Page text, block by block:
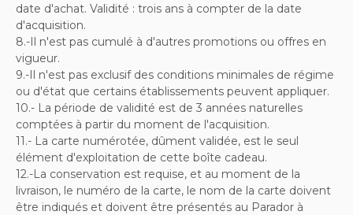
date d'achat. Validité : trois ans à compter de la date
d'acquisition.
8.-Il n'est pas cumulé à d'autres promotions ou offres en
vigueur.
9.-Il n'est pas exclusif des conditions minimales de régime
ou d'état que certains établissements peuvent appliquer.
10.- La période de validité est de 3 années naturelles
comptées à partir du moment de l'acquisition.
11.- La carte numérotée, dûment validée, est le seul
élément d'exploitation de cette boîte cadeau.
12.-La conservation est requise, et au moment de la
livraison, le numéro de la carte, le nom de la carte doivent
être indiqués et doivent être présentés au Parador à